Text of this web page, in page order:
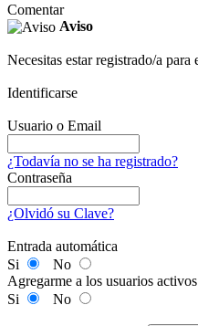
Comentar
Aviso
Necesitas estar registrado/a
Identificarse
Usuario o Email
¿Todavía no se ha registrado?
Contraseña
¿Olvidó su Clave?
Entrada automática
Si
No
Agregarme a los usuarios activos
Si
No